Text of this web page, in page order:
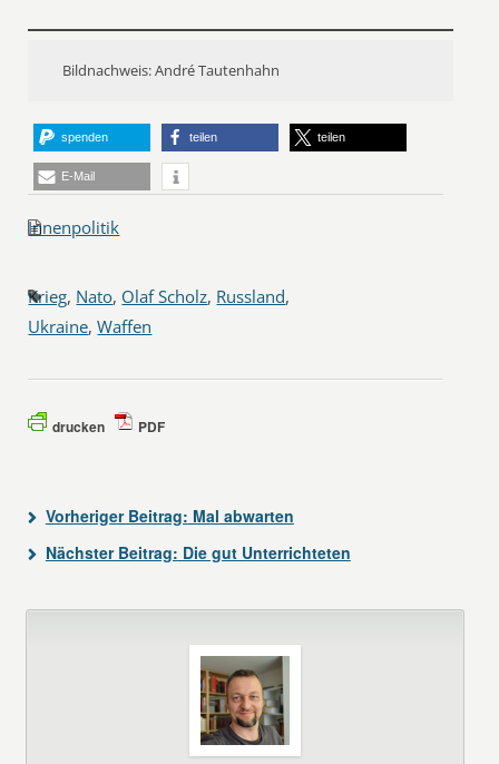
Bildnachweis: André Tautenhahn
spenden teilen teilen
E-Mail
Innenpolitik
Krieg, Nato, Olaf Scholz, Russland,
Ukraine,Waffen
drucken PDF
Vorheriger Beitrag: Mal abwarten
Nächster Beitrag: Die gut Unterrichteten